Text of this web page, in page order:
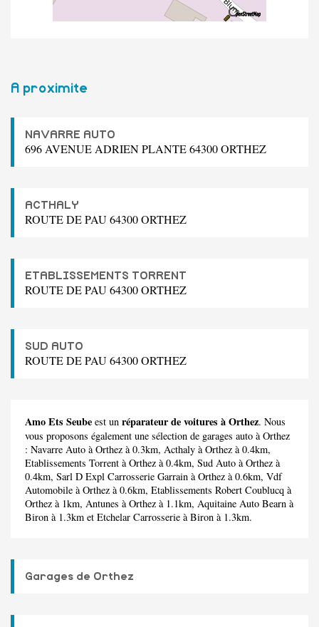
A proximite
NAVARRE AUTO
696 AVENUE ADRIEN PLANTE 64300 ORTHEZ
ACTHALY
ROUTE DE PAU 64300 ORTHEZ
ETABLISSEMENTS TORRENT
ROUTE DE PAU 64300 ORTHEZ
SUD AUTO
ROUTE DE PAU 64300 ORTHEZ
Amo Ets Seube est un réparateur de voitures à Orthez. Nous
vous proposons également une sélection de garages auto à Orthez
: Navarre Auto à Orthez à 0.3km, Acthaly à Orthez à 0.4km,
Etablissements Torrent à Orthez à 0.4km, Sud Auto à Orthez à
0.4km, Sarl D Expl Carrosserie Garrain à Orthez à 0.6km, Vdf
Automobile à Orthez à 0.6km, Etablissements Robert Coublucq à
Orthez à 1km, Antunes à Orthez à 1.1km, Aquitaine Auto Bearn à
Biron à 1.3km et Etchelar Carrosserie à Biron à 1.3km.
Garages de Orthez